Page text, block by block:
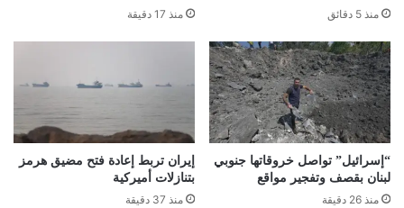
منذ 5 دقائق
منذ 17 دقيقة
“إسرائيل” تواصل خروقاتها جنوبي
لبنان بقصف وتفجير مواقع
منذ 26 دقيقة
إيران تربط إعادة فتح مضيق هرمز
بتنازلات أميركية
منذ 37 دقيقة